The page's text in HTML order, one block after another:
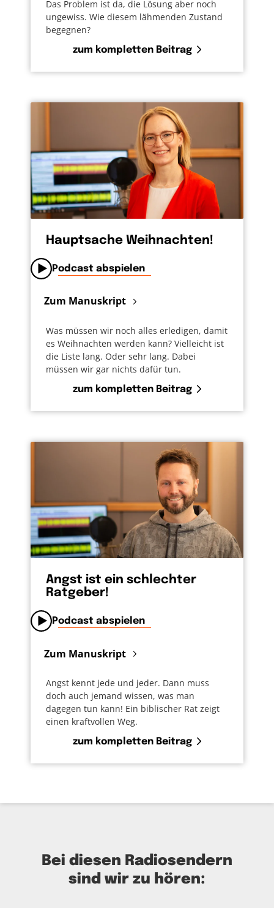
Das Problem ist da, die Lösung aber noch
ungewiss. Wie diesem lähmenden Zustand
begegnen?
zum kompletten Beitrag
Hauptsache Weihnachten!
Podcast abspielen
Zum Manuskript
Was müssen wir noch alles erledigen, damit
es Weihnachten werden kann? Vielleicht ist
die Liste lang. Oder sehr lang. Dabei
müssen wir gar nichts dafür tun.
zum kompletten Beitrag
Angst ist ein schlechter
Ratgeber!
Podcast abspielen
Zum Manuskript
Angst kennt jede und jeder. Dann muss
doch auch jemand wissen, was man
dagegen tun kann! Ein biblischer Rat zeigt
einen kraftvollen Weg.
zum kompletten Beitrag
Bei diesen Radiosendern
sind wir zu hören: